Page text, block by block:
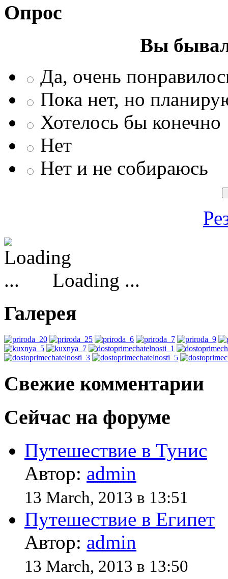
Опрос
Вы
Да, очень
Пока нет, но
Хотелось бы конечно
Нет
Нет и не собираюсь
Loading ...
Галерея
Свежие комментарии
Сейчас на форуме
Путешествие в Тунис
Автор: admin
13 March, 2013 в 13:51
Путешествие в Египет
Автор: admin
13 March, 2013 в 13:50